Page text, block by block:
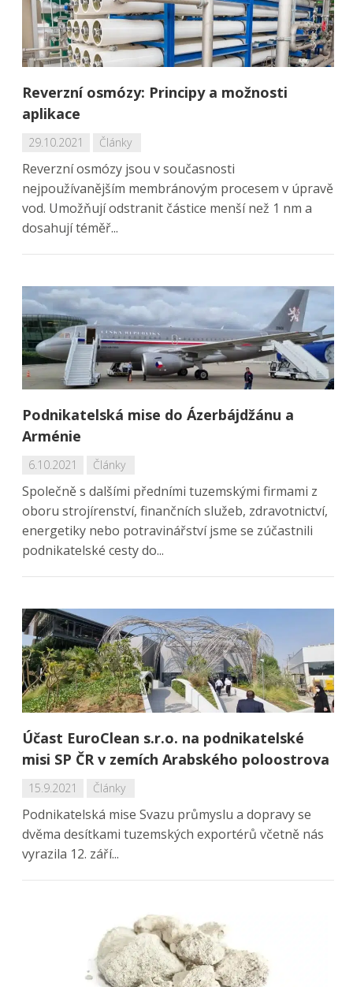
Reverzní osmózy: Principy a možnosti
aplikace
29.10.2021 Články
Reverzní osmózy jsou v současnosti
nejpoužívanějším membránovým procesem v úpravě
vod. Umožňují odstranit částice menší než 1 nm a
dosahují téměř...
Podnikatelská mise do Ázerbájdžánu a
Arménie
6.10.2021 Články
Společně s dalšími předními tuzemskými firmami z
oboru strojírenství, finančních služeb, zdravotnictví,
energetiky nebo potravinářství jsme se zúčastnili
podnikatelské cesty do...
Účast EuroClean s.r.o. na podnikatelské
misi SP ČR v zemích Arabského poloostrova
15.9.2021 Články
Podnikatelská mise Svazu průmyslu a dopravy se
dvěma desítkami tuzemských exportérů včetně nás
vyrazila 12. září...